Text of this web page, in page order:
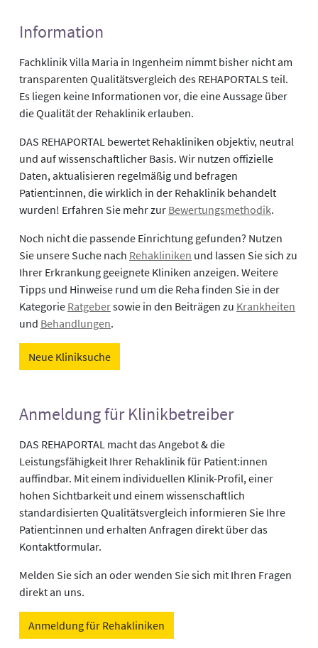
Information
Fachklinik Villa Maria in Ingenheim nimmt bisher nicht am
transparenten Qualitätsvergleich des REHAPORTALS teil.
Es liegen keine Informationen vor, die eine Aussage über
die Qualität der Rehaklinik erlauben.
DAS REHAPORTAL bewertet Rehakliniken objektiv, neutral
und auf wissenschaftlicher Basis. Wir nutzen offizielle
Daten, aktualisieren regelmäßig und befragen
Patient:innen, die wirklich in der Rehaklinik behandelt
wurden! Erfahren Sie mehr zur Bewertungsmethodik.
Noch nicht die passende Einrichtung gefunden? Nutzen
Sie unsere Suche nach Rehakliniken und lassen Sie sich zu
Ihrer Erkrankung geeignete Kliniken anzeigen. Weitere
Tipps und Hinweise rund um die Reha finden Sie in der
Kategorie Ratgebersowie in den Beiträgen zu Krankheiten
und Behandlungen.
Neue Kliniksuche
Anmeldung für Klinikbetreiber
DAS REHAPORTAL macht das Angebot & die
Leistungsfähigkeit Ihrer Rehaklinik für Patient:innen
auffindbar. Mit einem individuellen Klinik-Profil, einer
hohen Sichtbarkeit und einem wissenschaftlich
standardisierten Qualitätsvergleich informieren Sie Ihre
Patient:innen und erhalten Anfragen direkt über das
Kontaktformular.
Melden Sie sich an oder wenden Sie sich mit Ihren Fragen
direkt an uns.
Anmeldung für Rehakliniken